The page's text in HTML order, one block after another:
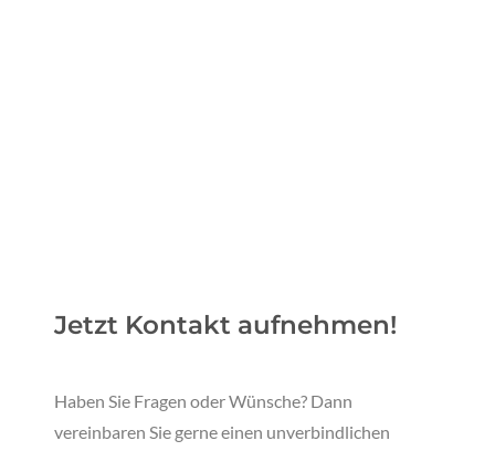
Jetzt Kontakt aufnehmen!
Haben Sie Fragen oder Wünsche? Dann
vereinbaren Sie gerne einen unverbindlichen